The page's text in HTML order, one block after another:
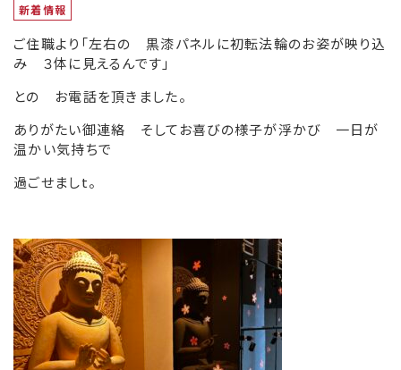
新着情報
ご住職より「左右の 黒漆パネルに初転法輪のお姿が映り込
み ３体に見えるんです」
との お電話を頂きました。
ありがたい御連絡 そしてお喜びの様子が浮かび 一日が
温かい気持ちで
過ごせましt。